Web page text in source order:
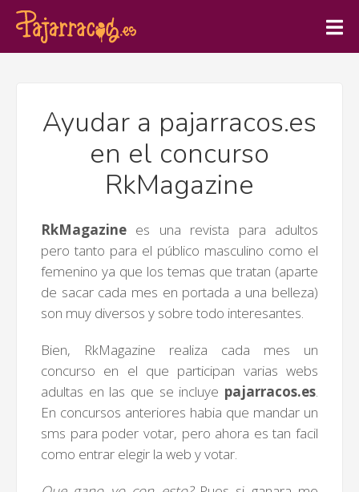
Ayudar a pajarracos.es
en el concurso
RkMagazine
RkMagazine es una revista para adultos
pero tanto para el público masculino como el
femenino ya que los temas que tratan (aparte
de sacar cada mes en portada a una belleza)
son muy diversos y sobre todo interesantes.
Bien, RkMagazine realiza cada mes un
concurso en el que participan varias webs
adultas en las que se incluye pajarracos.es.
En concursos anteriores habia que mandar un
sms para poder votar, pero ahora es tan facil
como entrar elegir la web y votar.